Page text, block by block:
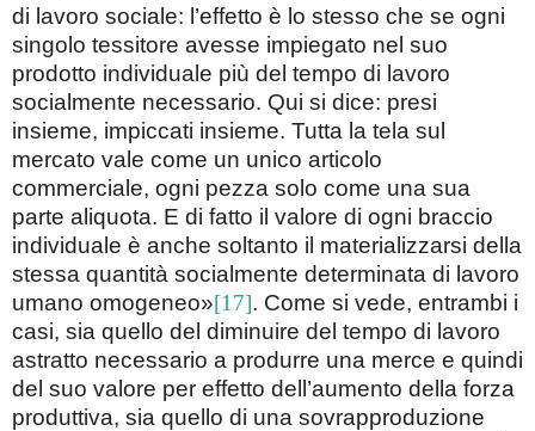
di lavoro sociale: l’effetto è lo stesso che se ogni
singolo tessitore avesse impiegato nel suo
prodotto individuale più del tempo di lavoro
socialmente necessario. Qui si dice: presi
insieme, impiccati insieme. Tutta la tela sul
mercato vale come un unico articolo
commerciale, ogni pezza solo come una sua
parte aliquota. E di fatto il valore di ogni braccio
individuale è anche soltanto il materializzarsi della
stessa quantità socialmente determinata di lavoro
umano omogeneo»[17]. Come si vede, entrambi i
casi, sia quello del diminuire del tempo di lavoro
astratto necessario a produrre una merce e quindi
del suo valore per effetto dell’aumento della forza
produttiva, sia quello di una sovrapproduzione